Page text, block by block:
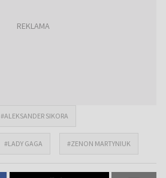
#ALEKSANDER SIKORA
#LADY GAGA #ZENON MARTYNIUK